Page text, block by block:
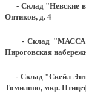
- Склад "Невские
Оптиков, д. 4
- Склад "МАССА К":
Пироговская
- Склад "Скейл
Томилино, мкр.